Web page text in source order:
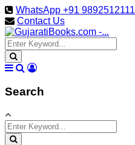
WhatsApp +91 9892512111
Contact Us
Search